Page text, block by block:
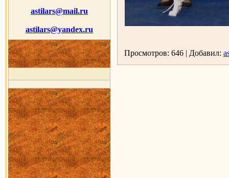
astilars@mail.ru
astilars@yandex.ru
Просмотров: 646 | Добавил: